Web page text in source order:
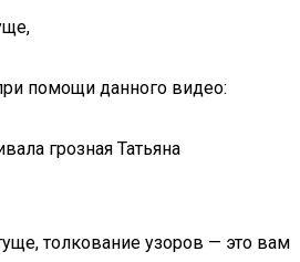
помощи данного видео:
грозная Татьяна
толкование узоров — это вам